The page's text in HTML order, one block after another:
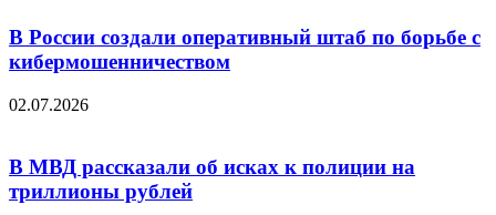
В России создали оперативный штаб по борьбе с
кибермошенничеством
02.07.2026
В МВД рассказали об исках к полиции на
триллионы рублей